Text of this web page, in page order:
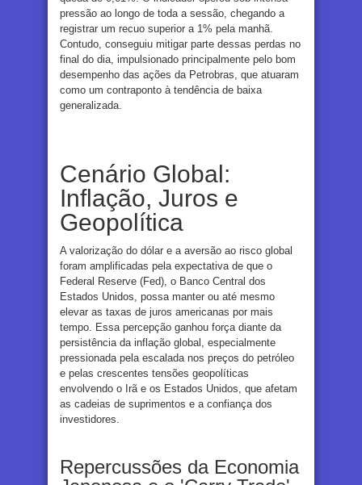
pressão ao longo de toda a sessão, chegando a
registrar um recuo superior a 1% pela manhã.
Contudo, conseguiu mitigar parte dessas perdas no
final do dia, impulsionado principalmente pelo bom
desempenho das ações da Petrobras, que atuaram
como um contraponto à tendência de baixa
generalizada.
Cenário Global:
Inflação, Juros e
Geopolítica
A valorização do dólar e a aversão ao risco global
foram amplificadas pela expectativa de que o
Federal Reserve (Fed), o Banco Central dos
Estados Unidos, possa manter ou até mesmo
elevar as taxas de juros americanas por mais
tempo. Essa percepção ganhou força diante da
persistência da inflação global, especialmente
pressionada pela escalada nos preços do petróleo
e pelas crescentes tensões geopolíticas
envolvendo o Irã e os Estados Unidos, que afetam
as cadeias de suprimentos e a confiança dos
investidores.
Repercussões da Economia